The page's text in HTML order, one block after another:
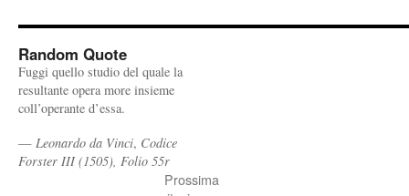
Random Quote
Fuggi quello studio del quale la
resultante opera more insieme
coll’operante d’essa.
— Leonardo da Vinci, Codice
Forster III (1505), Folio 55r
Prossima